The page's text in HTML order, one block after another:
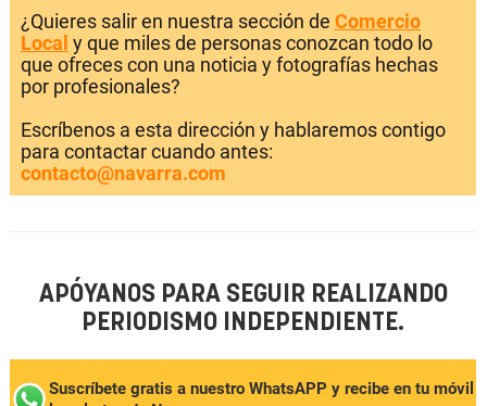
¿Quieres salir en nuestra sección de Comercio
Local y que miles de personas conozcan todo lo
que ofreces con una noticia y fotografías hechas
por profesionales?
Escríbenos a esta dirección y hablaremos contigo
para contactar cuando antes:
contacto@navarra.com
APÓYANOS PARA SEGUIR REALIZANDO
PERIODISMO INDEPENDIENTE.
Suscríbete gratis a nuestro WhatsAPP y recibe en tu móvil